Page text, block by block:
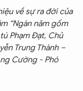
về sự ra đời của
“Ngàn năm gốm
Phạm Đạt, Chủ
Trung Thành –
Cường - Phó